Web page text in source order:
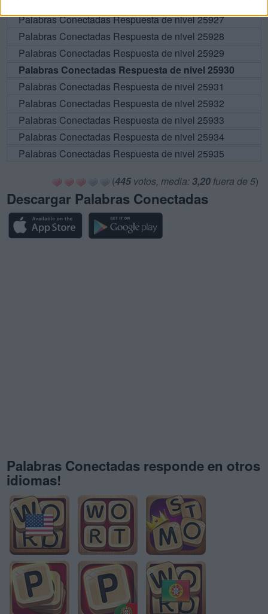
Palabras Conectadas Respuesta de nivel 25927
Palabras Conectadas Respuesta de nivel 25928
Palabras Conectadas Respuesta de nivel 25929
Palabras Conectadas Respuesta de nivel 25930
Palabras Conectadas Respuesta de nivel 25931
Palabras Conectadas Respuesta de nivel 25932
Palabras Conectadas Respuesta de nivel 25933
Palabras Conectadas Respuesta de nivel 25934
Palabras Conectadas Respuesta de nivel 25935
(445votos, media: 3,20 fuera de 5)
Descargar Palabras Conectadas
Palabras Conectadas responde en otros
idiomas!